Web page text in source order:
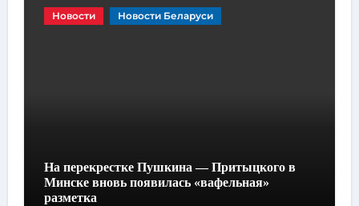
Новости Новости Беларуси
На перекрестке Пушкина — Притыцкого в
Минске вновь появилась «вафельная»
разметка